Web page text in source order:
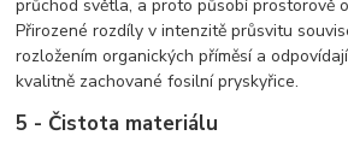
průchod světla, a proto působí prostorově
Přirozené rozdíly v intenzitě průsvitu
rozložením organických příměsí a
kvalitně zachované fosilní pryskyřice.
5 - Čistota materiálu